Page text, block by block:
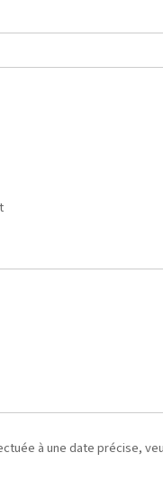
à une date précise,